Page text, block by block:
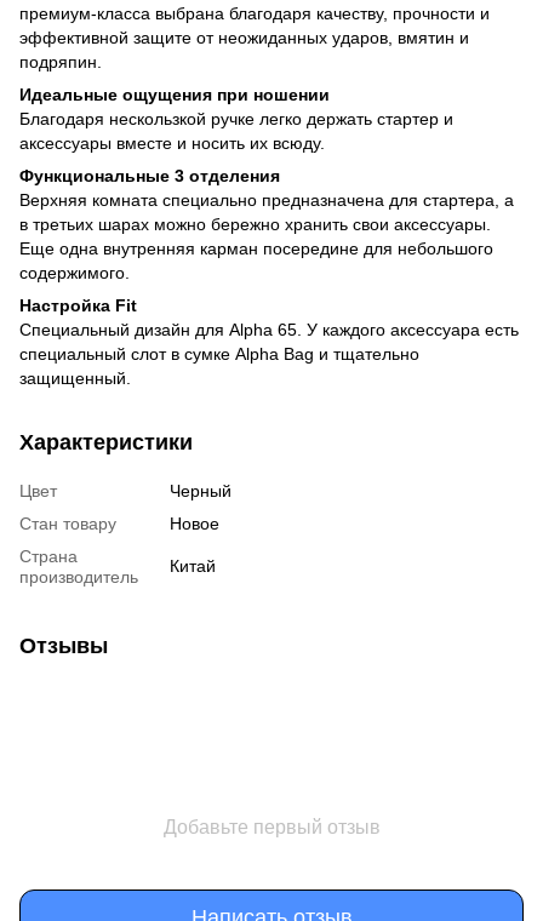
премиум-класса выбрана благодаря качеству, прочности и
эффективной защите от неожиданных ударов, вмятин и
подряпин.
Идеальные ощущения при ношении
Благодаря нескользкой ручке легко держать стартер и
аксессуары вместе и носить их всюду.
Функциональные 3 отделения
Верхняя комната специально предназначена для стартера, а
в третьих шарах можно бережно хранить свои аксессуары.
Еще одна внутренняя карман посередине для небольшого
содержимого.
Настройка Fit
Специальный дизайн для Alpha 65. У каждого аксессуара есть
специальный слот в сумке Alpha Bag и тщательно
защищенный.
Характеристики
Цвет
Черный
Стан товару
Новое
Страна
производитель
Китай
Отзывы
Добавьте первый отзыв